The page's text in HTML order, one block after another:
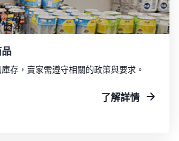
存，賣家需遵守相關的政策與要求。
了解詳情